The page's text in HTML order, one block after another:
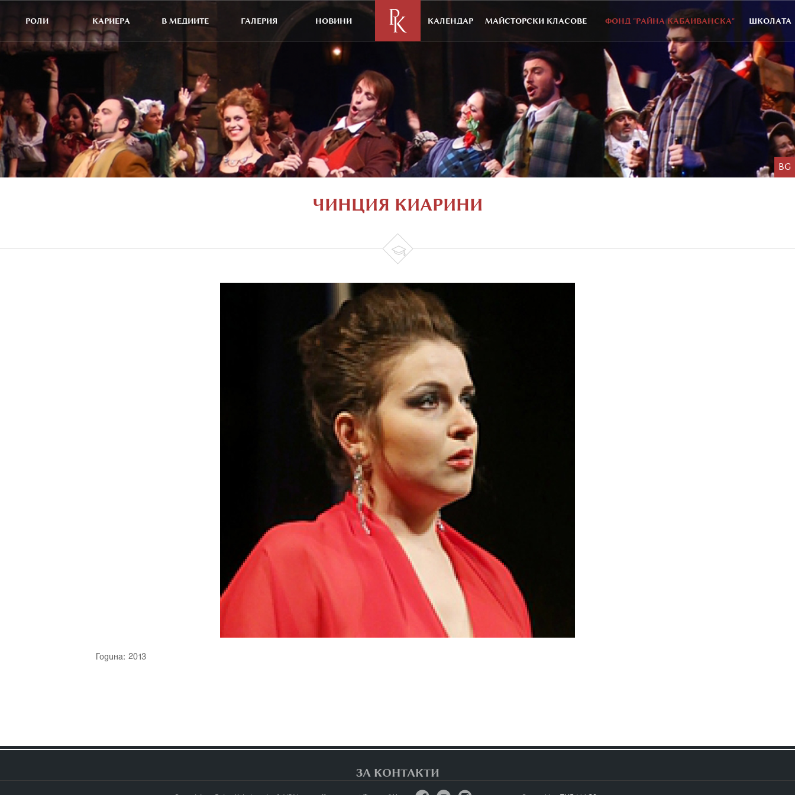
РОЛИ КАРИЕРА В МЕДИИТЕ ГАЛЕРИЯ НОВИНИ КАЛЕНДАР МАЙСТОРСКИ КЛАСОВЕ ФОНД "РАЙНА КАБАИВАНСКА" ШКОЛАТА
BG
ЧИНЦИЯ КИАРИНИ

Година: 2013
ЗА КОНТАКТИ